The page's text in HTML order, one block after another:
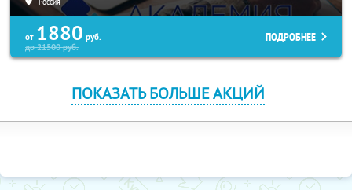
от 1880 руб.
до21500руб.
ПОДРОБНЕЕ
ПОКАЗАТЬ БОЛЬШЕ АКЦИЙ